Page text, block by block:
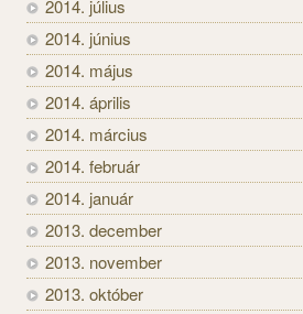
2014. július
2014. június
2014. május
2014. április
2014. március
2014. február
2014. január
2013. december
2013. november
2013. október